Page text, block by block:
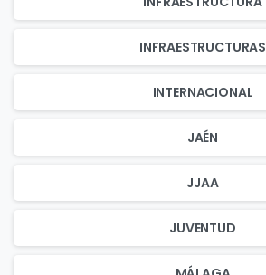
INFRAESTRUCTURAS
INTERNACIONAL
JAÉN
JJAA
JUVENTUD